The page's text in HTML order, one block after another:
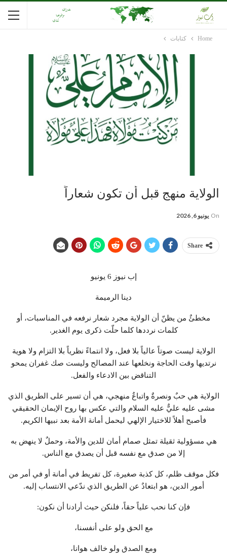
Home كتابات
الولاية منهج قبل أن تكون شعاراً
On يونيو 6, 2026
Share
إب نيوز 6 يونيو
دينا الرميمة
مخطئٌ من يظنّ أن الولاية مجرد شعار نرفعه في المناسبات، أو
كلمات نرددها كلما حلّت ذكرى يوم الغدير.
الولاية ليست صوتاً عالياً بلا فعل، ولا انتماءً نظرياً بلا التزام ولا هوية
نرتديها وقت الحاجة ونخلعها عند المصالح وليست صك غفران يمحو
التناقض بين الادعاء والفعل.
الولاية هي حبٌ ونصرةٌ واتباعٌ منهجي، هي أن تسير على الطريق الذي
مشى عليه عليٌّ عليه السلام والتي عكس بها روح الإيمان الحقيقي
فأصبح أهلاً للاختيار الإلهي ليحمل أمانة الأمة بعد نبيها الكريم.
هي مسؤولية ثقيلة تمثل صمام أمان للدين والأمة، وحملٌ لا ينهض به
إلا من صدق مع نفسه قبل أن يصدق مع الناس.
فكل موقف ظلم، كل كذبة صغيرة، كل تفريط في أمانة أو في أمر من
أمور الدين، هو ابتعادٌ عن الطريق الذي ندّعي الانتساب إليه.
فإن كنا نحب علياً حقاً، فلنكن حيث أرادنا أن نكون:
مع الحق ولو على أنفسنا،
ومع الصدق ولو خالف هوانا،